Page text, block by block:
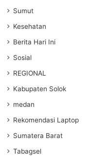
Sumut
Kesehatan
Berita Hari Ini
Sosial
REGIONAL
Kabupaten Solok
medan
Rekomendasi Laptop
Sumatera Barat
Tabagsel